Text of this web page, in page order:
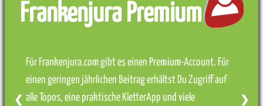
Frankenjura Premium
Für Frankenjura.com gibt es einen Premium-Account. Für
einen geringen jährlichen Beitrag erhältst Du Zugriff auf
alle Topos, eine praktische KletterApp und viele
❮ ❯